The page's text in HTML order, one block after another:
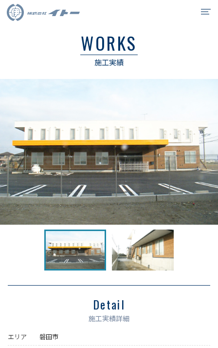
リクルート
0538-34-6715
お問合せ
WORKS
施工実績
Detail
施工実績詳細
エリア
磐田市